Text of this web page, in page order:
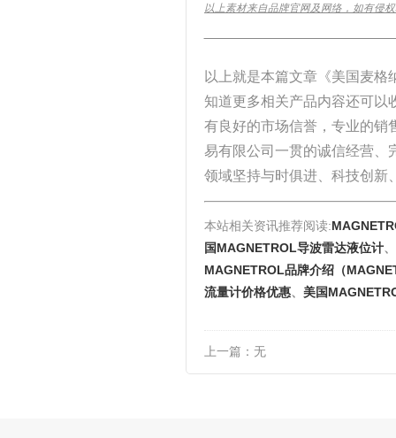
以上素材来自品牌官网及网络，如有侵
以上就是本篇文章《美国麦
知道更多相关产品内容还可以
有良好的市场信誉，专业的销
易有限公司一贯的诚信经营、
领域坚持与时俱进、科技创新
本站相关资讯推荐阅读:
国MAGNETROL导波雷达液位计、
MAGNETROL品牌介绍（
流量计价格优惠、 美国
上一篇： 无